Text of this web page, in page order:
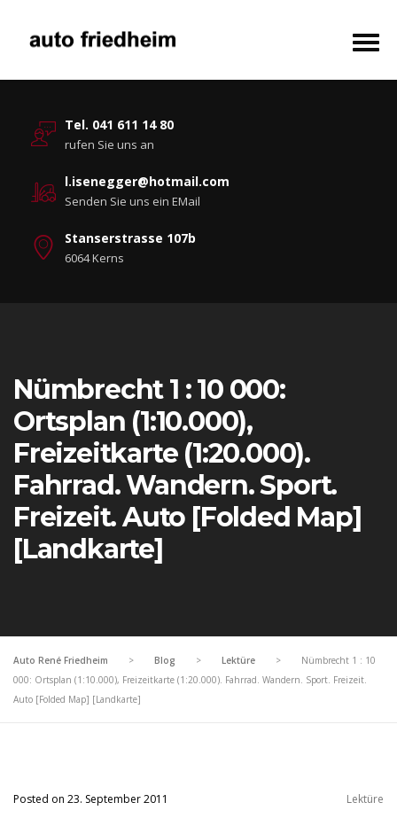
Tel. 041 611 14 80
rufen Sie uns an
l.isenegger@hotmail.com
Senden Sie uns ein EMail
Stanserstrasse 107b
6064 Kerns
Nümbrecht 1 : 10 000:
Ortsplan (1:10.000),
Freizeitkarte (1:20.000).
Fahrrad. Wandern. Sport.
Freizeit. Auto [Folded Map]
[Landkarte]
Auto René Friedheim > Blog > Lektüre >
Nümbrecht 1 : 10
000: Ortsplan (1:10.000), Freizeitkarte (1:20.000). Fahrrad. Wandern. Sport. Freizeit.
Auto [Folded Map] [Landkarte]
Posted on 23. September 2011 Lektüre